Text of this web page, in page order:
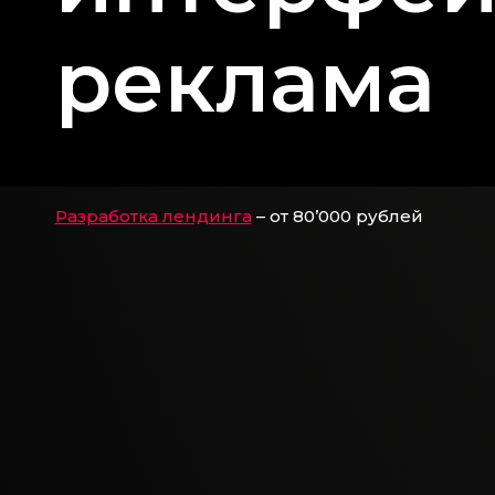
реклама
Разработка интернет-магазина– от 150’000